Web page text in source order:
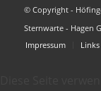
© Copyright -
Sternwarte - Hagen
Impressum
Links